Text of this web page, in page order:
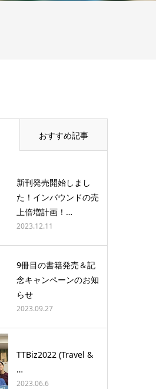
おすすめ記事
新刊発売開始しまし
た！インバウンドの売
上倍増計画！…
2023.12.11
9冊目の書籍発売＆記
念キャンペーンのお知
らせ
2023.09.27
TTBiz2022 (Travel &
…
2023.06.6